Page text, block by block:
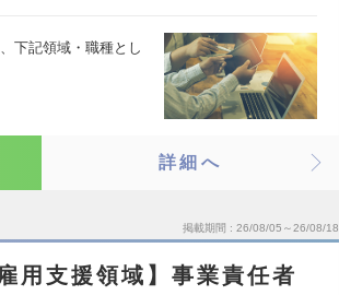
下記領域・職種とし
詳細へ
掲載期間 26/08/05～26/08/18
用支援領域】事業責任者